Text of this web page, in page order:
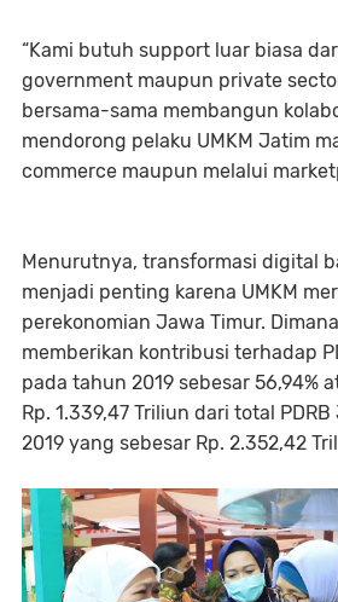
“Kami butuh support luar biasa
government maupun private
bersama-sama membangun
mendorong pelaku UMKM Jatim
commerce maupun melalui
Menurutnya, transformasi digital
menjadi penting karena UMKM
perekonomian Jawa Timur.
memberikan kontribusi terhadap
pada tahun 2019 sebesar 56,94%
Rp. 1.339,47 Triliun dari total
2019 yang sebesar Rp. 2.352,42